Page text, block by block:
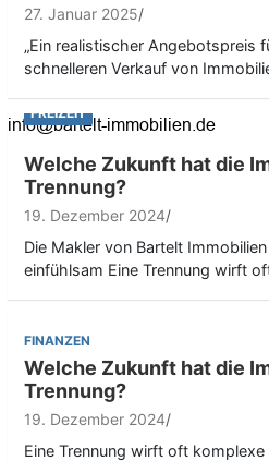
27. Januar 2025
„Ein realistischer Angebotspreis
schnelleren Verkauf von
FREIZEIT
Welche Zukunft hat die
Trennung?
19. Dezember 2024
Die Makler von Bartelt
einfühlsam Eine Trennung wirft
FINANZEN
Welche Zukunft hat die
Trennung?
19. Dezember 2024
Eine Trennung wirft oft